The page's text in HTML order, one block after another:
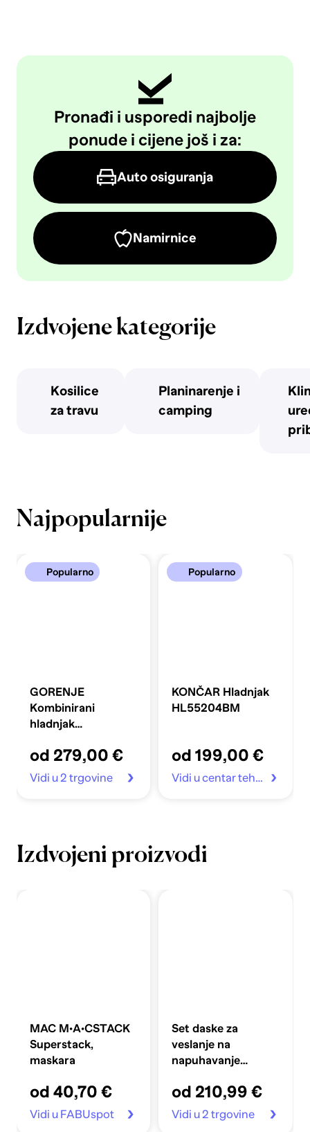
Pronađi i usporedi najbolje
ponude i cijene još i za:
Auto osiguranja
Namirnice
Izdvojene kategorije
Kosilice
za travu
Planinarenje i
camping
Najpopularnije
Popularno
GORENJE
Kombinirani
hladnjak
od 279,00 €
Vidi u 2 trgovine
Popularno
KONČAR Hladnjak
HL55204BM
od 199,00 €
Vidi u centar tehnike
Izdvojeni proizvodi
MAC M·A·CSTACK
Superstack,
maskara
od 40,70 €
Vidi u FABUspot
Set daske za
veslanje na
napuhavanje
plavi
od 210,99 €
Vidi u 2 trgovine